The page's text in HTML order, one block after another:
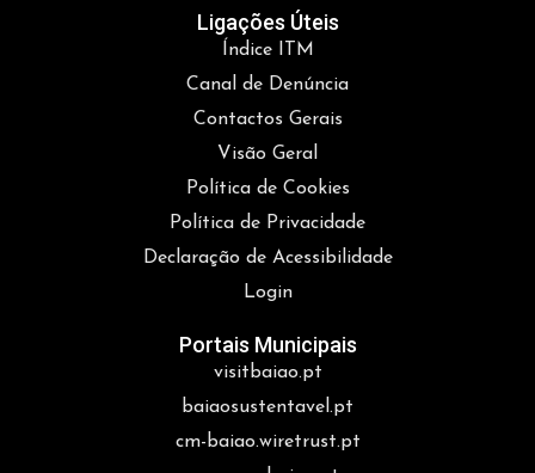
Ligações Úteis
Índice ITM
Canal de Denúncia
Contactos Gerais
Visão Geral
Política de Cookies
Política de Privacidade
Declaração de Acessibilidade
Login
Portais Municipais
visitbaiao.pt
baiaosustentavel.pt
cm-baiao.wiretrust.pt